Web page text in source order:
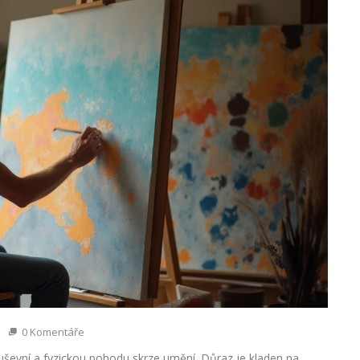
0 Komentáře